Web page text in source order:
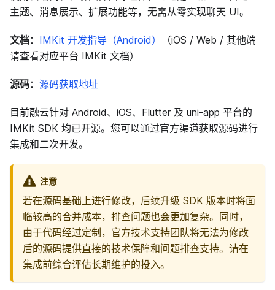
主题、消息展示、扩展功能等，无需从零实现聊天 UI。
文档： IMKit 开发指导（Android）
（iOS / Web / 其他端
请查看对应平台 IMKit 文档）
源码： 源码获取地址
目前融云针对 Android、iOS、Flutter 及 uni-app 平台的
IMKit SDK 均已开源。您可以通过官方渠道获取源码进行
集成和二次开发。
注意
若在源码基础上进行修改，后续升级 SDK 版本时将面
临较高的合并成本，排查问题也会更加复杂。同时，
由于代码经过定制，官方技术支持团队将无法为修改
后的源码提供直接的技术保障和问题排查支持。请在
集成前综合评估长期维护的投入。